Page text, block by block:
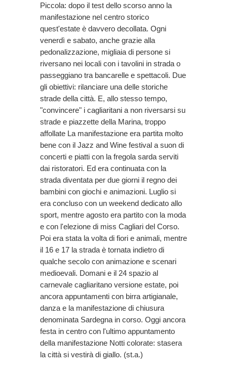
Piccola: dopo il test dello scorso anno la
manifestazione nel centro storico
quest'estate è davvero decollata. Ogni
venerdì e sabato, anche grazie alla
pedonalizzazione, migliaia di persone si
riversano nei locali con i tavolini in strada o
passeggiano tra bancarelle e spettacoli. Due
gli obiettivi: rilanciare una delle storiche
strade della città. E, allo stesso tempo,
"convincere" i cagliaritani a non riversarsi su
strade e piazzette della Marina, troppo
affollate La manifestazione era partita molto
bene con il Jazz and Wine festival a suon di
concerti e piatti con la fregola sarda serviti
dai ristoratori. Ed era continuata con la
strada diventata per due giorni il regno dei
bambini con giochi e animazioni. Luglio si
era concluso con un weekend dedicato allo
sport, mentre agosto era partito con la moda
e con l'elezione di miss Cagliari del Corso.
Poi era stata la volta di fiori e animali, mentre
il 16 e 17 la strada è tornata indietro di
qualche secolo con animazione e scenari
medioevali. Domani e il 24 spazio al
carnevale cagliaritano versione estate, poi
ancora appuntamenti con birra artigianale,
danza e la manifestazione di chiusura
denominata Sardegna in corso. Oggi ancora
festa in centro con l'ultimo appuntamento
della manifestazione Notti colorate: stasera
la città si vestirà di giallo. (st.a.)